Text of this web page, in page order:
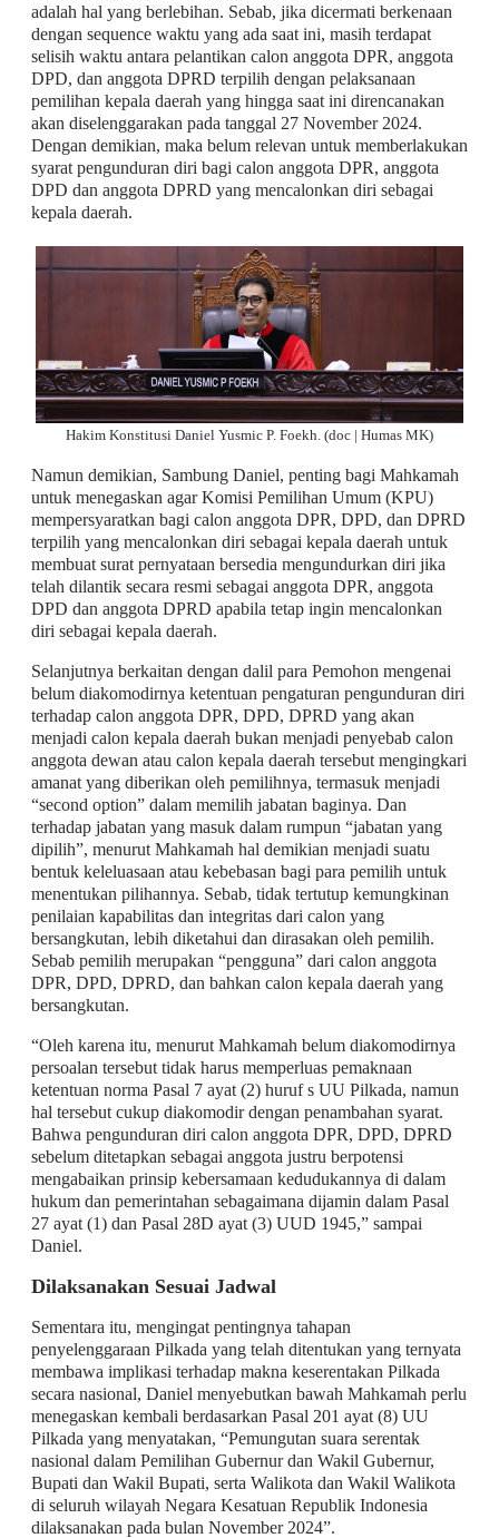
adalah hal yang berlebihan. Sebab, jika dicermati berkenaan
dengan sequence waktu yang ada saat ini, masih terdapat
selisih waktu antara pelantikan calon anggota DPR, anggota
DPD, dan anggota DPRD terpilih dengan pelaksanaan
pemilihan kepala daerah yang hingga saat ini direncanakan
akan diselenggarakan pada tanggal 27 November 2024.
Dengan demikian, maka belum relevan untuk memberlakukan
syarat pengunduran diri bagi calon anggota DPR, anggota
DPD dan anggota DPRD yang mencalonkan diri sebagai
kepala daerah.
Hakim Konstitusi Daniel Yusmic P. Foekh. (doc | Humas MK)
Namun demikian, Sambung Daniel, penting bagi Mahkamah
untuk menegaskan agar Komisi Pemilihan Umum (KPU)
mempersyaratkan bagi calon anggota DPR, DPD, dan DPRD
terpilih yang mencalonkan diri sebagai kepala daerah untuk
membuat surat pernyataan bersedia mengundurkan diri jika
telah dilantik secara resmi sebagai anggota DPR, anggota
DPD dan anggota DPRD apabila tetap ingin mencalonkan
diri sebagai kepala daerah.
Selanjutnya berkaitan dengan dalil para Pemohon mengenai
belum diakomodirnya ketentuan pengaturan pengunduran diri
terhadap calon anggota DPR, DPD, DPRD yang akan
menjadi calon kepala daerah bukan menjadi penyebab calon
anggota dewan atau calon kepala daerah tersebut mengingkari
amanat yang diberikan oleh pemilihnya, termasuk menjadi
“second option” dalam memilih jabatan baginya. Dan
terhadap jabatan yang masuk dalam rumpun “jabatan yang
dipilih”, menurut Mahkamah hal demikian menjadi suatu
bentuk keleluasaan atau kebebasan bagi para pemilih untuk
menentukan pilihannya. Sebab, tidak tertutup kemungkinan
penilaian kapabilitas dan integritas dari calon yang
bersangkutan, lebih diketahui dan dirasakan oleh pemilih.
Sebab pemilih merupakan “pengguna” dari calon anggota
DPR, DPD, DPRD, dan bahkan calon kepala daerah yang
bersangkutan.
“Oleh karena itu, menurut Mahkamah belum diakomodirnya
persoalan tersebut tidak harus memperluas pemaknaan
ketentuan norma Pasal 7 ayat (2) huruf s UU Pilkada, namun
hal tersebut cukup diakomodir dengan penambahan syarat.
Bahwa pengunduran diri calon anggota DPR, DPD, DPRD
sebelum ditetapkan sebagai anggota justru berpotensi
mengabaikan prinsip kebersamaan kedudukannya di dalam
hukum dan pemerintahan sebagaimana dijamin dalam Pasal
27 ayat (1) dan Pasal 28D ayat (3) UUD 1945,” sampai
Daniel.
Dilaksanakan Sesuai Jadwal
Sementara itu, mengingat pentingnya tahapan
penyelenggaraan Pilkada yang telah ditentukan yang ternyata
membawa implikasi terhadap makna keserentakan Pilkada
secara nasional, Daniel menyebutkan bawah Mahkamah perlu
menegaskan kembali berdasarkan Pasal 201 ayat (8) UU
Pilkada yang menyatakan, “Pemungutan suara serentak
nasional dalam Pemilihan Gubernur dan Wakil Gubernur,
Bupati dan Wakil Bupati, serta Walikota dan Wakil Walikota
di seluruh wilayah Negara Kesatuan Republik Indonesia
dilaksanakan pada bulan November 2024”.